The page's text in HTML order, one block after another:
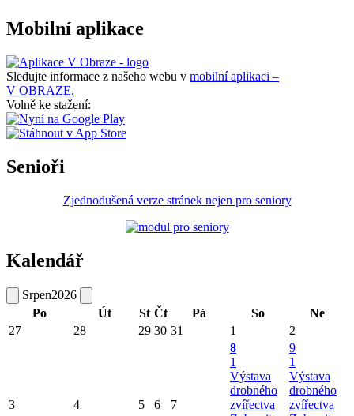
Mobilní aplikace
Sledujte informace z našeho webu v mobilní aplikaci –
V OBRAZE.
Volně ke stažení:
Senioři
Zjednodušená verze stránek nejen pro seniory
Kalendář
Srpen2026
Po
Út St Čt Pá So
Ne
27
28 29 30 31 1 2
3 4 5 6 7
8
1
Výstava
drobného
zvířectva
9
1
Výstava
drobného
zvířectva